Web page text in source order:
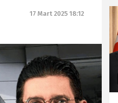
17 Mart 2025 18:12